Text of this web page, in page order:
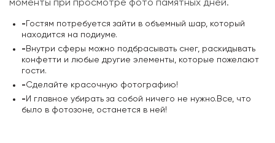
моменты при просмотре фото памятных дней.
- Гостям потребуется зайти в объемный шар, который
находится на подиуме.
- Внутри сферы можно подбрасывать снег, раскидывать
конфетти и любые другие элементы, которые пожелают
гости.
-Сделайте красочную фотографию!
- И главное убирать за собой ничего не нужно.Все, что
было в фотозоне, останется в ней!